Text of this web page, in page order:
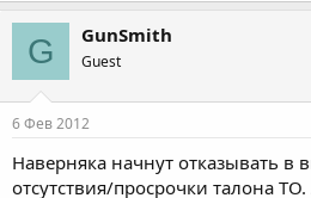
G GunSmith
Guest
6 Фев 2012
Наверняка начнут отказывать в
отсутствия/просрочки талона